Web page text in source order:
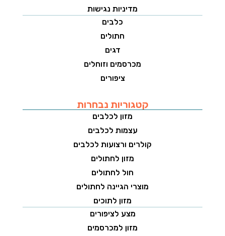
מדיניות נגישות
כלבים
חתולים
דגים
מכרסמים וזוחלים
ציפורים
קטגוריות נבחרות
מזון לכלבים
עצמות לכלבים
קולרים ורצועות לכלבים
מזון לחתולים
חול לחתולים
מוצרי הגיינה לחתולים
מזון לתוכים
מצע לציפורים
מזון למכרסמים